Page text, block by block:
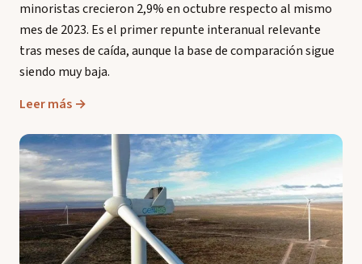
minoristas crecieron 2,9% en octubre respecto al mismo
mes de 2023. Es el primer repunte interanual relevante
tras meses de caída, aunque la base de comparación sigue
siendo muy baja.
Leer más →